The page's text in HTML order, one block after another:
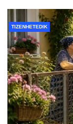
TIZENHETEDIK